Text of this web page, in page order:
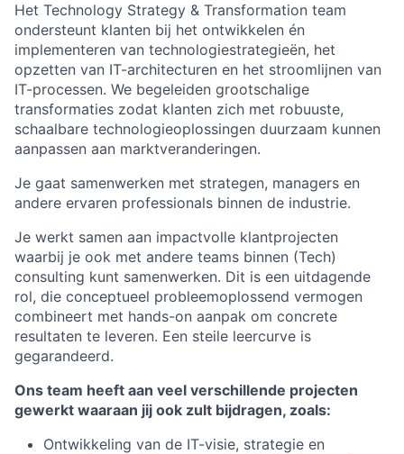
Het Technology Strategy & Transformation team
ondersteunt klanten bij het ontwikkelen én
implementeren van technologiestrategieën, het
opzetten van IT-architecturen en het stroomlijnen van
IT-processen. We begeleiden grootschalige
transformaties zodat klanten zich met robuuste,
schaalbare technologieoplossingen duurzaam kunnen
aanpassen aan marktveranderingen.
Je gaat samenwerken met strategen, managers en
andere ervaren professionals binnen de industrie.
Je werkt samen aan impactvolle klantprojecten
waarbij je ook met andere teams binnen (Tech)
consulting kunt samenwerken. Dit is een uitdagende
rol, die conceptueel probleemoplossend vermogen
combineert met hands-on aanpak om concrete
resultaten te leveren. Een steile leercurve is
gegarandeerd.
Ons team heeft aan veel verschillende projecten
gewerkt waaraan jij ook zult bijdragen, zoals:
Ontwikkeling van de IT-visie, strategie en